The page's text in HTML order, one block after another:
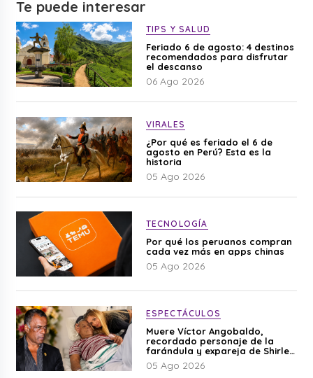
Te puede interesar
TIPS Y SALUD
Feriado 6 de agosto: 4 destinos
recomendados para disfrutar
el descanso
06 Ago 2026
VIRALES
¿Por qué es feriado el 6 de
agosto en Perú? Esta es la
historia
05 Ago 2026
TECNOLOGÍA
Por qué los peruanos compran
cada vez más en apps chinas
05 Ago 2026
ESPECTÁCULOS
Muere Víctor Angobaldo,
recordado personaje de la
farándula y expareja de Shirley
Cherres
05 Ago 2026